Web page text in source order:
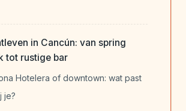
in Cancún: van spring
tot rustige bar
Hotelera of downtown: wat past
je?